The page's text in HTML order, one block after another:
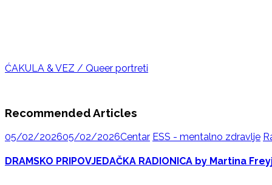
ĆAKULA & VEZ / Queer portreti
Recommended Articles
05/02/202605/02/2026Centar ESS - mentalno zdravlje
DRAMSKO PRIPOVJEDAČKA RADIONICA by Martina